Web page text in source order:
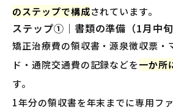
のステップで構成されています。
ステップ①｜書類の準備（1月中旬
矯正治療費の領収書・源泉徴収票・
ド・通院交通費の記録などを一か所
す。
1年分の領収書を年末までに専用フ